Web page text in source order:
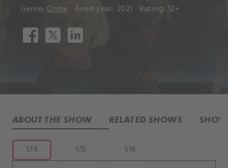
Genre: Crime Aired year: 2021 Rating: 12+
ABOUT THE SHOW RELATED SHOWS
S14 S15 S16